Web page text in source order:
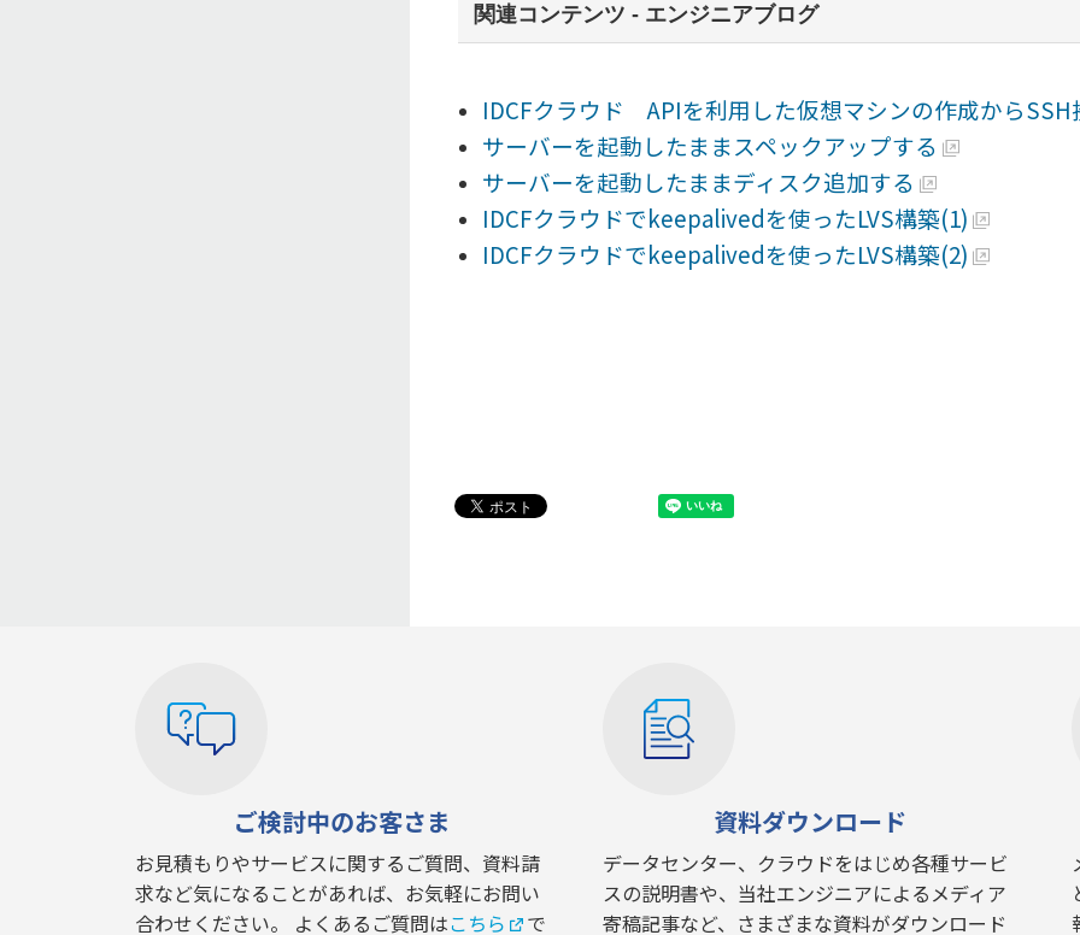
関連コンテンツ - エンジニアブログ
IDCFクラウド APIを利用した仮想マシンの作成からSSH
サーバーを起動したままスペックアップする
サーバーを起動したままディスク追加する
IDCFクラウドでkeepalivedを使ったLVS構築(1)
IDCFクラウドでkeepalivedを使ったLVS構築(2)
ご検討中のお客さま
お見積もりやサービスに関するご質問、資料請
求など気になることがあれば、お気軽にお問い
合わせください。 よくあるご質問はこちら
で
資料ダウンロード
データセンター、クラウドをはじめ各種サービ
スの説明書や、当社エンジニアによるメディア
寄稿記事など、さまざまな資料がダウンロード